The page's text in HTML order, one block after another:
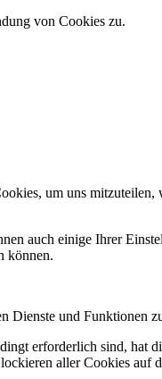
von Cookies zu.
um uns
auch einige Ihrer
können.
Dienste und Funktionen
erforderlich sind,
aller Cookies